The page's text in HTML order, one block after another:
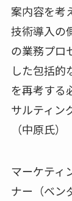
案内容を考
技術導入の
の業務プロ
した包括的
を再考する
サルティン
（中原氏）
マーケティ
ナー（ベン